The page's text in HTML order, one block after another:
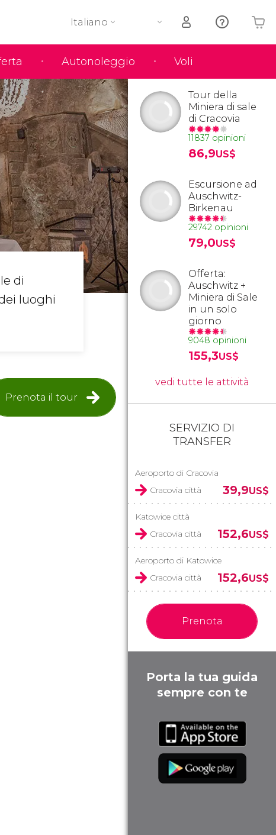
Autonoleggio Voli
Italiano
Il tuo carrello è vuoto
di
luoghi
Prenota il tour
Tour della
Miniera di sale
di Cracovia
11837 opinioni
86,9US$
Escursione ad
Auschwitz-
Birkenau
29742 opinioni
79,0US$
Offerta:
Auschwitz +
Miniera di Sale
in un solo
giorno
9048 opinioni
155,3US$
vedi tutte le attività
SERVIZIO DI
TRANSFER
Aeroporto di Cracovia
Cracovia città
39,9US$
Katowice città
Cracovia città
152,6US$
Aeroporto di Katowice
Cracovia città
152,6US$
Prenota
Porta la tua guida
sempre con te